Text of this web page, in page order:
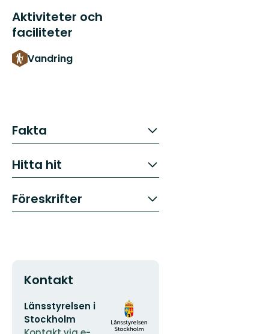
Aktiviteter och
faciliteter
Vandring
Fakta
Hitta hit
Föreskrifter
Kontakt
E-
postadress
Länsstyrelsen i
Stockholm
Organisationens
logotyp